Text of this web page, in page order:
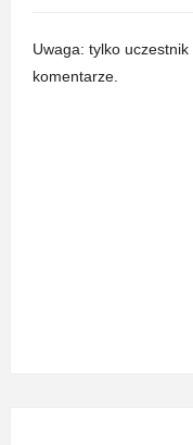
Uwaga: tylko
komentarze.